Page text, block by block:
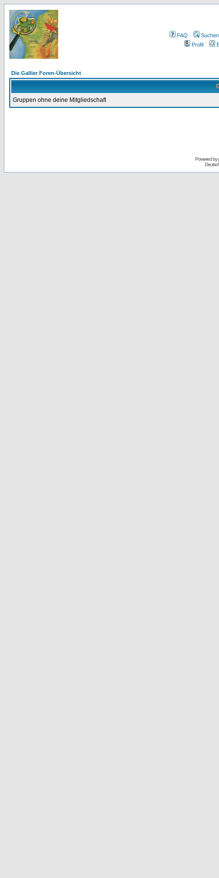
FAQ
Suchen
Profil
Die Gallier Foren-Übersicht
Gruppen ohne deine Mitgliedschaft
Powered by